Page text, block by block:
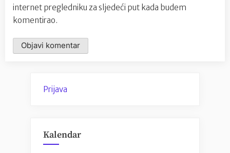
internet pregledniku za sljedeći put kada budem
komentirao.
Prijava
Kalendar